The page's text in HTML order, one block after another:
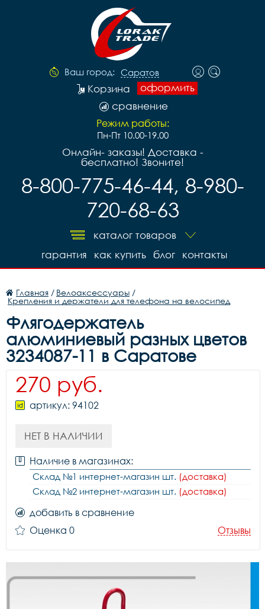
Ваш город: Саратов
оформить
Корзина
сравнение
Режим работы:
Пн-Пт 10.00-19.00
Онлайн- заказы! Доставка -
бесплатно! Звоните!
8-800-775-46-44, 8-980-
720-68-63
каталог товаров
контакты
блог
как купить
гарантия
Главная / Велоаксессуары /
Крепления и держатели для телефона на велосипед
Флягодержатель
алюминиевый разных цветов
3234087-11 в Саратове
270 руб.
артикул: 94102
НЕТ В НАЛИЧИИ
Наличие в магазинах:
Склад №1 интернет-магазин шт. (доставка)
Склад №2 интернет-магазин шт. (доставка)
добавить в сравнение
Оценка 0
Отзывы